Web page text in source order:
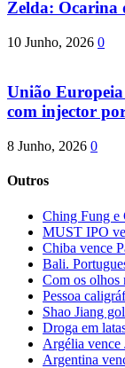
Zelda: Ocarina
10 Junho, 2026 0
União
com injector
8 Junho, 2026 0
Outros
Ching Fung e
MUST IPO
Chiba vence
Bali.
Com os olhos
Pessoa
Shao Jiang
Droga em
Argélia vence
Argentina